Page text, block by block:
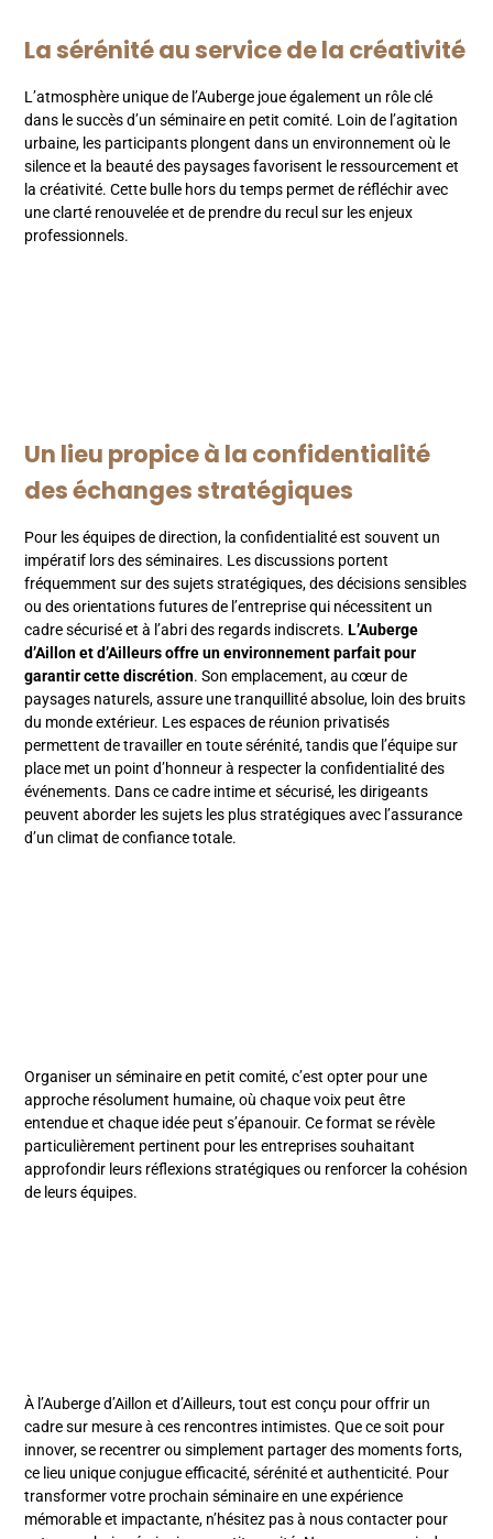
La sérénité au service de la créativité
L’atmosphère unique de l’Auberge joue également un rôle clé
dans le succès d’un séminaire en petit comité. Loin de l’agitation
urbaine, les participants plongent dans un environnement où le
silence et la beauté des paysages favorisent le ressourcement et
la créativité. Cette bulle hors du temps permet de réfléchir avec
une clarté renouvelée et de prendre du recul sur les enjeux
professionnels.
Un lieu propice à la confidentialité
des échanges stratégiques
Pour les équipes de direction, la confidentialité est souvent un
impératif lors des séminaires. Les discussions portent
fréquemment sur des sujets stratégiques, des décisions sensibles
ou des orientations futures de l’entreprise qui nécessitent un
cadre sécurisé et à l’abri des regards indiscrets.L’Auberge
d’Aillon et d’Ailleurs offre un environnement parfait pour
garantir cette discrétion. Son emplacement, au cœur de
paysages naturels, assure une tranquillité absolue, loin des bruits
du monde extérieur. Les espaces de réunion privatisés
permettent de travailler en toute sérénité, tandis que l’équipe sur
place met un point d’honneur à respecter la confidentialité des
événements. Dans ce cadre intime et sécurisé, les dirigeants
peuvent aborder les sujets les plus stratégiques avec l’assurance
d’un climat de confiance totale.
Organiser un séminaire en petit comité, c’est opter pour une
approche résolument humaine, où chaque voix peut être
entendue et chaque idée peut s’épanouir. Ce format se révèle
particulièrement pertinent pour les entreprises souhaitant
approfondir leurs réflexions stratégiques ou renforcer la cohésion
de leurs équipes.
À l’Auberge d’Aillon et d’Ailleurs, tout est conçu pour offrir un
cadre sur mesure à ces rencontres intimistes. Que ce soit pour
innover, se recentrer ou simplement partager des moments forts,
ce lieu unique conjugue efficacité, sérénité et authenticité. Pour
transformer votre prochain séminaire en une expérience
mémorable et impactante, n’hésitez pas à nous contacter pour